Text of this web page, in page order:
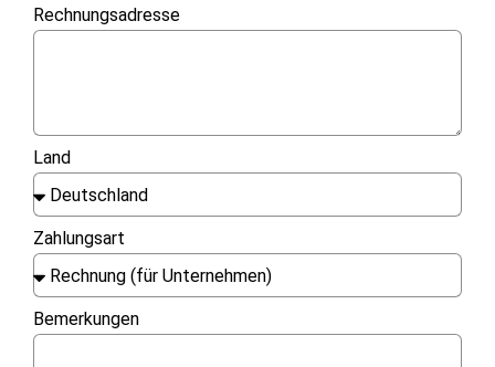
Rechnungsadresse
Land
Zahlungsart
Bemerkungen